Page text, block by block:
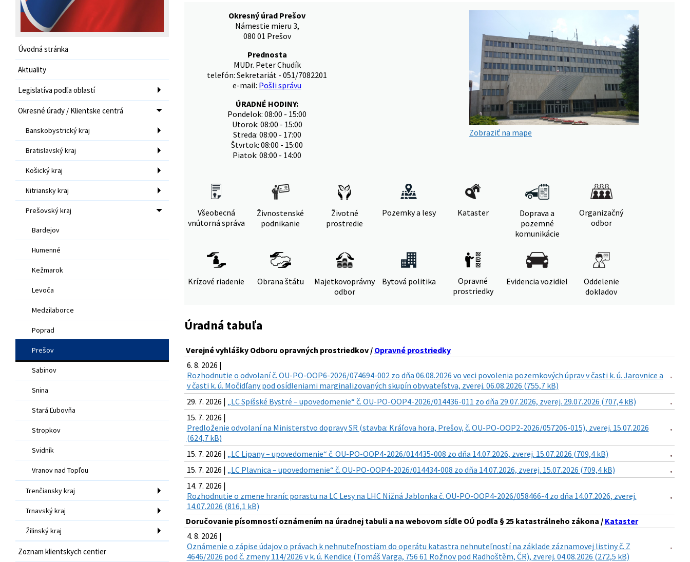
Úvodná stránka
Aktuality
Legislatíva podľa oblastí
Okresné úrady / Klientske centrá
Banskobystrický kraj
Bratislavský kraj
Košický kraj
Nitriansky kraj
Prešovský kraj
Bardejov
Humenné
Kežmarok
Levoča
Medzilaborce
Poprad
Prešov
Sabinov
Snina
Stará Ľubovňa
Stropkov
Svidník
Vranov nad Topľou
Trenčiansky kraj
Trnavský kraj
Žilinský kraj
Zoznam klientskych centier
Okresný úrad Prešov
Námestie mieru 3,
080 01 Prešov
Prednosta
MUDr. Peter Chudík
telefón: Sekretariát - 051/7082201
e-mail: Pošli správu
ÚRADNÉ HODINY:
Pondelok: 08:00 - 15:00
Utorok: 08:00 - 15:00
Streda: 08:00 - 17:00
Štvrtok: 08:00 - 15:00
Piatok: 08:00 - 14:00
Zobraziť na mape
Všeobecná
vnútorná správa
Živnostenské
podnikanie
Životné
prostredie
Pozemky a lesy Kataster
Doprava a
pozemné
komunikácie
Organizačný
odbor
Krízové riadenie Obrana štátu
Majetkovoprávny
odbor
Bytová politika
Opravné
prostriedky
Evidencia vozidiel
Oddelenie
dokladov
Úradná tabuľa
Verejné vyhlášky Odboru opravných prostriedkov / Opravné prostriedky
6. 8. 2026 |
Rozhodnutie o odvolaní č. OU-PO-OOP6-2026/074694-002 zo dňa 06.08.2026 vo veci povolenia pozemkových úprav v časti k. ú. Jarovnice a
v časti k. ú. Močidľany pod osídleniami marginalizovaných skupín obyvateľstva, zverej. 06.08.2026 (755,7 kB)
29. 7. 2026 | „LC Spišské Bystré – upovedomenie“ č. OU-PO-OOP4-2026/014436-011 zo dňa 29.07.2026, zverej. 29.07.2026 (707,4 kB)
15. 7. 2026 |
Predloženie odvolaní na Ministerstvo dopravy SR (stavba: Kráľova hora, Prešov, č. OU-PO-OOP2-2026/057206-015), zverej. 15.07.2026
(624,7 kB)
15. 7. 2026 | „LC Lipany – upovedomenie“ č. OU-PO-OOP4-2026/014435-008 zo dňa 14.07.2026, zverej. 15.07.2026 (709,4 kB)
15. 7. 2026 | „LC Plavnica – upovedomenie“ č. OU-PO-OOP4-2026/014434-008 zo dňa 14.07.2026, zverej. 15.07.2026 (709,4 kB)
14. 7. 2026 |
Rozhodnutie o zmene hraníc porastu na LC Lesy na LHC Nižná Jablonka č. OU-PO-OOP4-2026/058466-4 zo dňa 14.07.2026, zverej.
14.07.2026 (816,1 kB)
Doručovanie písomností oznámením na úradnej tabuli a na webovom sídle OÚ podľa § 25 katastrálneho zákona / Kataster
4. 8. 2026 |
Oznámenie o zápise údajov o právach k nehnuteľnostiam do operátu katastra nehnuteľností na základe záznamovej listiny č. Z
4646/2026 pod č. zmeny 114/2026 v k. ú. Kendice (Tomáš Varga, 756 61 Rožnov pod Radhoštěm, ČR), zverej. 04.08.2026 (272,5 kB)